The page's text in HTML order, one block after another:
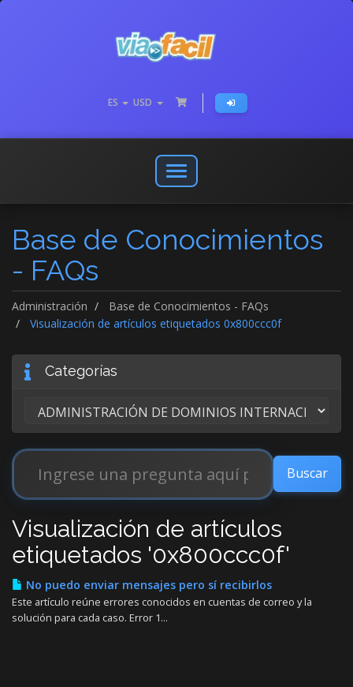
ES USD
Abrir
o
menú
de
Base de Conocimientos
- FAQs
Administración
Base de Conocimientos - FAQs
Visualización de artículos etiquetados 0x800ccc0f
Categorías
Visualización de artículos
etiquetados '0x800ccc0f'
No puedo enviar mensajes pero sí recibirlos
Este artículo reúne errores conocidos en cuentas de correo y la
solución para cada caso. Error 1...